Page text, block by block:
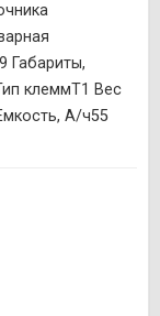
Габариты,
клеммT1 Вес
А/ч55